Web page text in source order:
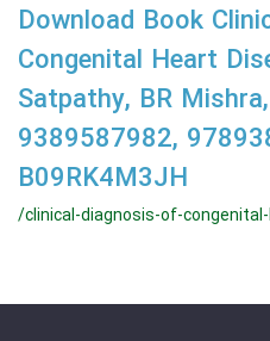
Download Book
Congenital Heart
Satpathy, BR
9389587982,
B09RK4M3JH
/clinical-diagnosis-of-